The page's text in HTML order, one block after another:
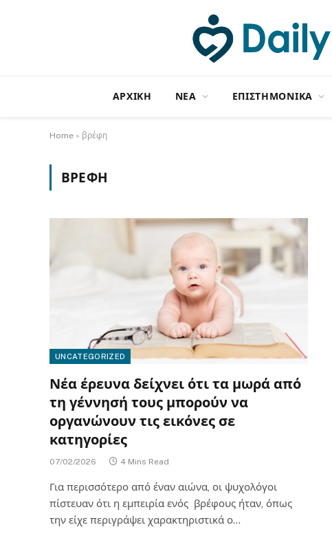
ΑΡΧΙΚΗ NΕΑ ΕΠΙΣΤΗΜΟΝΙΚΑ
Home » βρέφη
ΒΡΈΦΗ
UNCATEGORIZED
Νέα έρευνα δείχνει ότι τα μωρά από
τη γέννησή τους μπορούν να
οργανώνουν τις εικόνες σε
κατηγορίες
07/02/2026 4 Mins Read
Για περισσότερο από έναν αιώνα, οι ψυχολόγοι
πίστευαν ότι η εμπειρία ενός βρέφους ήταν, όπως
την είχε περιγράψει χαρακτηριστικά ο…